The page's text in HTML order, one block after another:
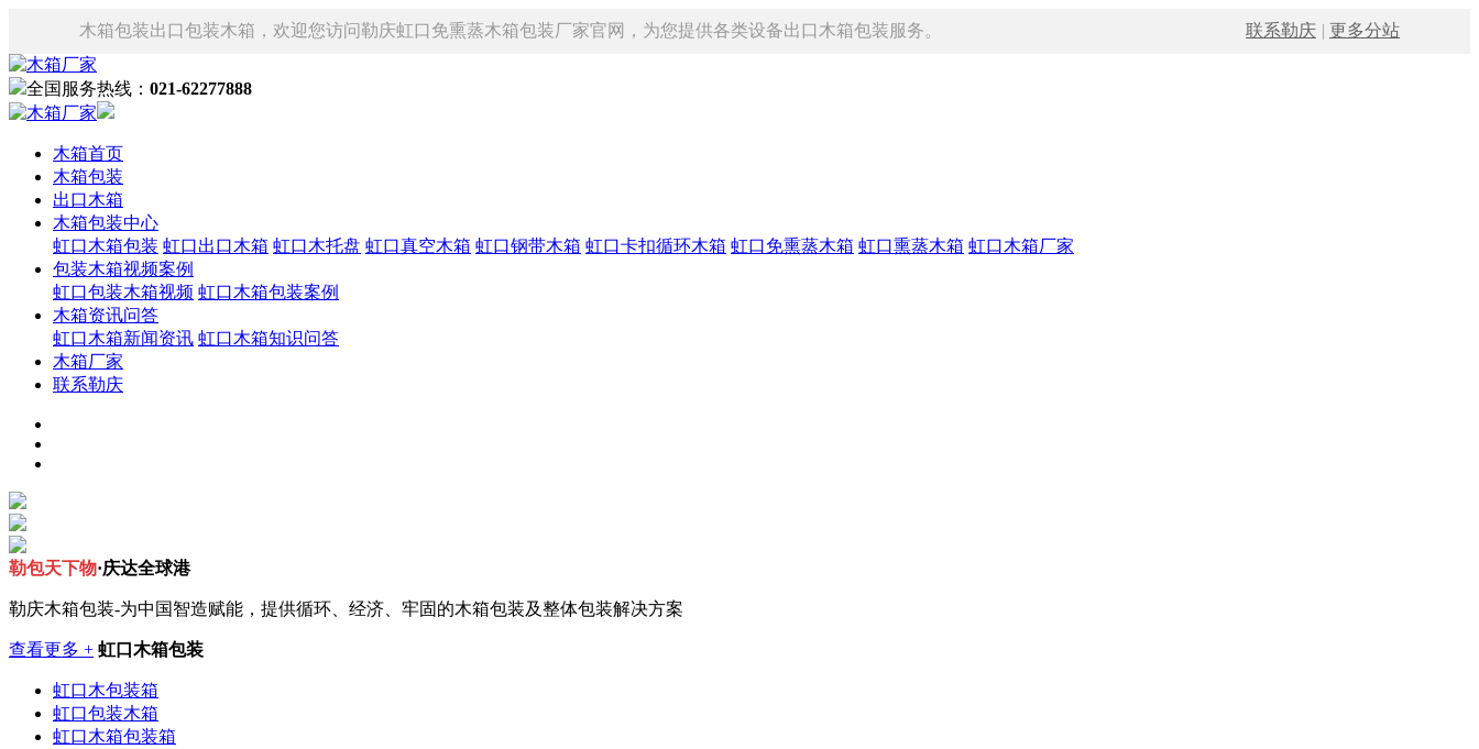
联系勒庆 | 更多分站
木箱包装出口包装木箱，欢迎您访问勒庆虹口免熏蒸木箱包装厂家官网，为您提供各类设备出口木箱包装服务。
全国服务热线： 021-62277888
木箱首页
木箱包装
出口木箱
木箱包装中心
虹口木箱包装 虹口出口木箱 虹口木托盘 虹口真空木箱 虹口钢带木箱 虹口卡扣循环木箱 虹口免熏蒸木箱 虹口熏蒸木箱 虹口木箱厂家
包装木箱视频案例
虹口包装木箱视频 虹口木箱包装案例
木箱资讯问答
虹口木箱新闻资讯 虹口木箱知识问答
木箱厂家
联系勒庆
勒包天下物·庆达全球港
勒庆木箱包装-为中国智造赋能，提供循环、经济、牢固的木箱包装及整体包装解决方案
查看更多 + 虹口木箱包装
虹口木包装箱
虹口包装木箱
虹口木箱包装箱